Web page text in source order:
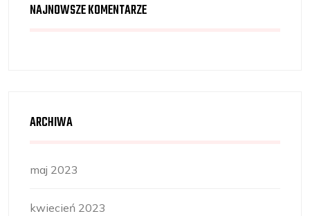
NAJNOWSZE KOMENTARZE
ARCHIWA
maj 2023
kwiecień 2023